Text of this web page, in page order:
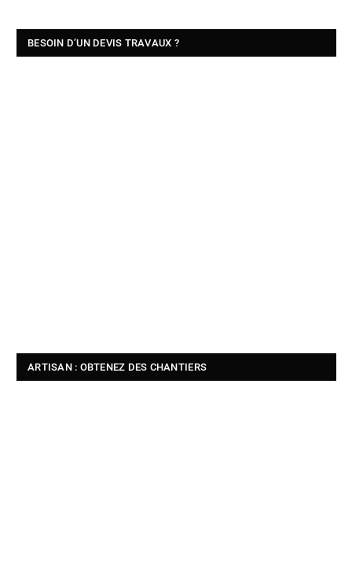
BESOIN D’UN DEVIS TRAVAUX ?
ARTISAN : OBTENEZ DES CHANTIERS